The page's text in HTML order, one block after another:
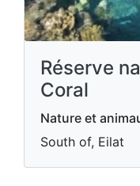
Réserve
Coral
Nature et
South of, Eilat